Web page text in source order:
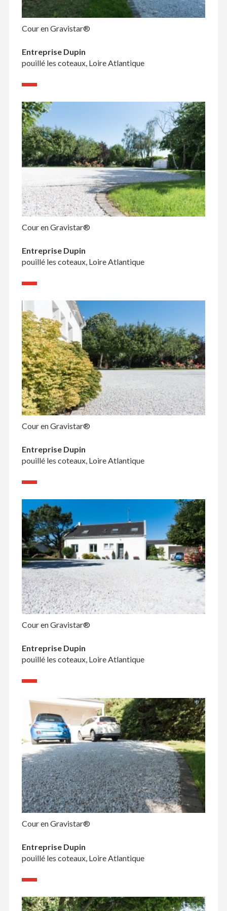
Cour en Gravistar®
Entreprise Dupin
pouillé les coteaux, Loire Atlantique
Cour en Gravistar®
Entreprise Dupin
pouillé les coteaux, Loire Atlantique
Cour en Gravistar®
Entreprise Dupin
pouillé les coteaux, Loire Atlantique
Cour en Gravistar®
Entreprise Dupin
pouillé les coteaux, Loire Atlantique
Cour en Gravistar®
Entreprise Dupin
pouillé les coteaux, Loire Atlantique